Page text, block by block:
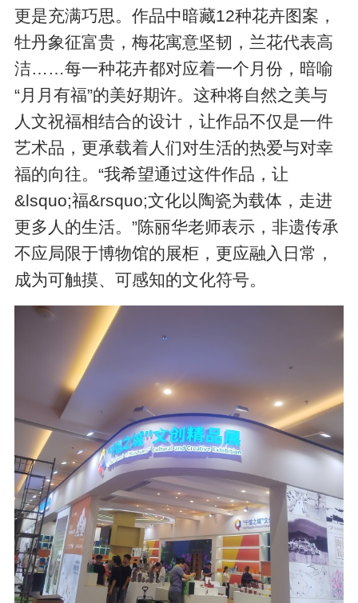
更是充满巧思。作品中暗藏12种花卉图案，
牡丹象征富贵，梅花寓意坚韧，兰花代表高
洁……每一种花卉都对应着一个月份，暗喻
“月月有福”的美好期许。这种将自然之美与
人文祝福相结合的设计，让作品不仅是一件
艺术品，更承载着人们对生活的热爱与对幸
福的向往。“我希望通过这件作品，让
&lsquo;福&rsquo;文化以陶瓷为载体，走进
更多人的生活。”陈丽华老师表示，非遗传承
不应局限于博物馆的展柜，更应融入日常，
成为可触摸、可感知的文化符号。